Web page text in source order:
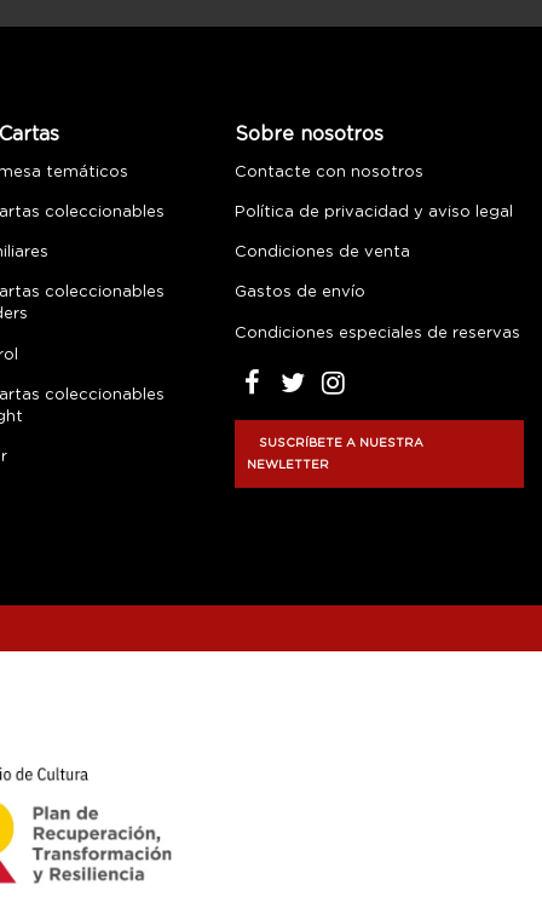
temáticos
coleccionables
coleccionables
coleccionables
Sobre nosotros
Contacte con nosotros
Política de privacidad y aviso legal
Condiciones de venta
Gastos de envío
Condiciones especiales de reservas
SUSCRÍBETE A NUESTRA
NEWLETTER